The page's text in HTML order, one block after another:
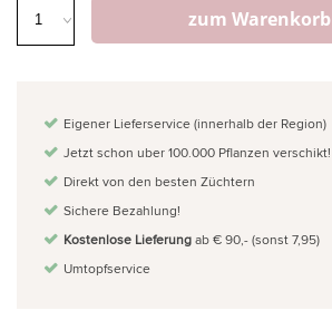
zum Warenkorb
Eigener Lieferservice (innerhalb der Region)
Jetzt schon uber 100.000 Pflanzen verschikt!
Direkt von den besten Züchtern
Sichere Bezahlung!
Kostenlose Lieferungab € 90,- (sonst 7,95)
Umtopfservice